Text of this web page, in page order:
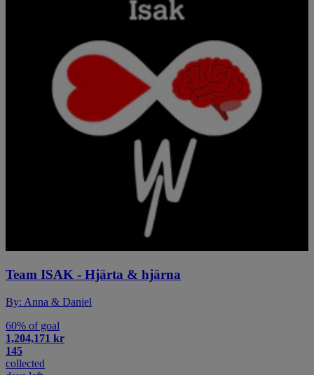
Team ISAK - Hjärta & hjärna
By: Anna & Daniel
60% of goal
1,204,171 kr
145
collected